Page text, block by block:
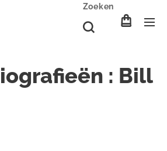
Zoeken
: Bill